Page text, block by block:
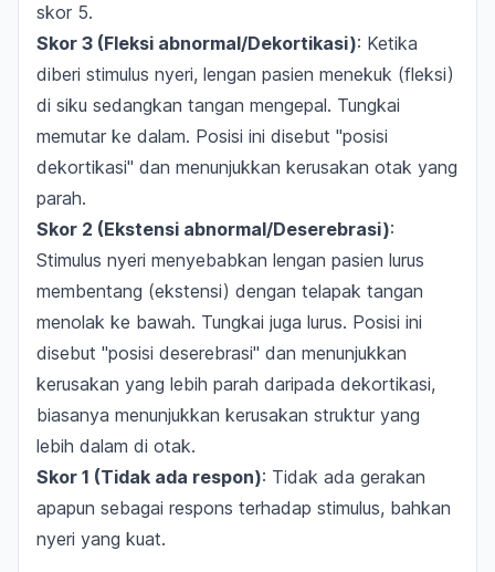
skor 5.
Skor 3 (Fleksi abnormal/Dekortikasi): Ketika
diberi stimulus nyeri, lengan pasien menekuk (fleksi)
di siku sedangkan tangan mengepal. Tungkai
memutar ke dalam. Posisi ini disebut "posisi
dekortikasi" dan menunjukkan kerusakan otak yang
parah.
Skor 2 (Ekstensi abnormal/Deserebrasi):
Stimulus nyeri menyebabkan lengan pasien lurus
membentang (ekstensi) dengan telapak tangan
menolak ke bawah. Tungkai juga lurus. Posisi ini
disebut "posisi deserebrasi" dan menunjukkan
kerusakan yang lebih parah daripada dekortikasi,
biasanya menunjukkan kerusakan struktur yang
lebih dalam di otak.
Skor 1 (Tidak ada respon): Tidak ada gerakan
apapun sebagai respons terhadap stimulus, bahkan
nyeri yang kuat.